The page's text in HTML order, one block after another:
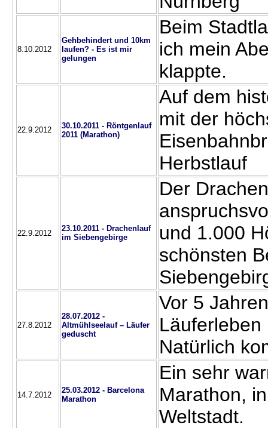
8.10.2012
Gehbehindert und 10km
laufen? - Es ist mir
gelungen
Beim
ich mein
klappte.
22.9.2012
30.10.2011 - Röntgenlauf
2011 (Marathon)
Auf dem
mit der
Herbstlauf
22.9.2012
23.10.2011 - Drachenlauf
im Siebengebirge
Der
und 1.000
schönsten
27.8.2012
28.07.2012 -
Altmühlseelauf – Läufer
geduscht
Vor 5
Läuferleben
Natürlich
14.7.2012
25.03.2012 - Barcelona
Marathon
Ein sehr
Marathon,
Weltstadt.